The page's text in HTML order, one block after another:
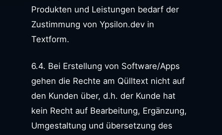
Produkten und Leistungen bedarf der
Zustimmung von Ypsilon.dev in
Textform.
6.4. Bei Erstellung von Software/Apps
gehen die Rechte am Qülltext nicht auf
den Kunden über, d.h. der Kunde hat
kein Recht auf Bearbeitung, Ergänzung,
Umgestaltung und übersetzung des